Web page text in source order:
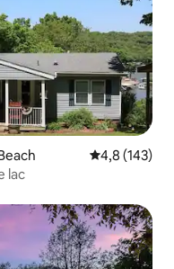
Évaluation
4,8 (143)
lac
appréciés